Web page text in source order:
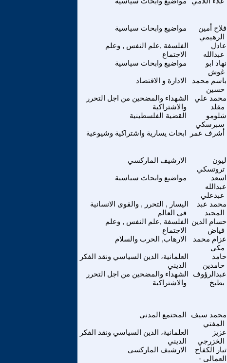
مواضيع وابحاث سياسية
فلاح أمين
الرهيمي
الفلسفة ,علم النفس , وعلم
الاجتماع
عادل
عبدالله
مواضيع وابحاث سياسية
نهاد ابو
غوش
الادارة و الاقتصاد
باسم محمد
حسين
الشهداء والمضحين من اجل التحرر
والاشتراكية
محمد علي
مقلد
القضية الفلسطينية
شلومو
سبرسكي
ابحاث يسارية واشتراكية وشيوعية أشرف عمر
الارشيف الماركسي
ليون
تروتسكي
مواضيع وابحاث سياسية
اسعد
عبدالله
عبدعلي
اليسار , التحرر , والقوى الانسانية
في العالم
محمد عبد
المجيد
الفلسفة ,علم النفس , وعلم
الاجتماع
حسام الدين
فياض
الارهاب, الحرب والسلام
عزام محمد
مكي
العلمانية، الدين السياسي ونقد الفكر
الديني
حامد
حامدين
الشهداء والمضحين من اجل التحرر
والاشتراكية
عبدالرؤوف
بطيخ
المجتمع المدني
محمد سيف
المفتي
العلمانية، الدين السياسي ونقد الفكر
الديني
عزيز
الخزرجي
الارشيف الماركسي
تيار الكفاح
العمالى -